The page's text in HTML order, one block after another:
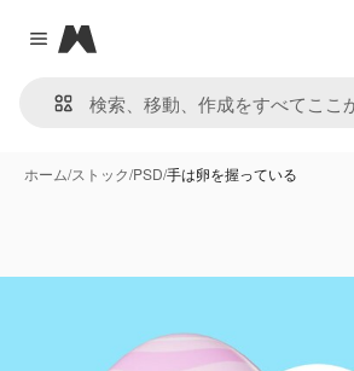
Close menu
Magnific
ホーム/ストック/PSD/手は卵を握っている